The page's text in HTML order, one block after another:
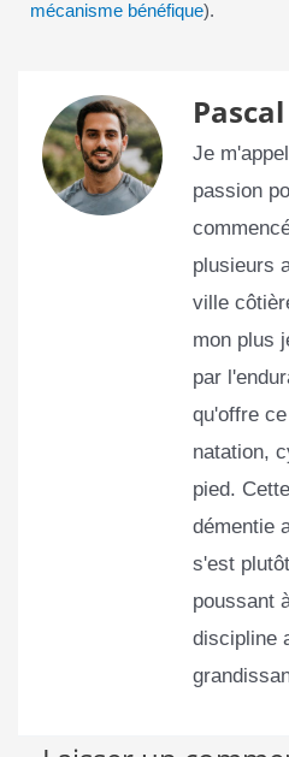
mécanisme bénéfique).
Pascal
Je
passion
plusieurs
ville
mon plus
par
qu'offre
natation,
pied.
démentie
s'est
poussant
discipline